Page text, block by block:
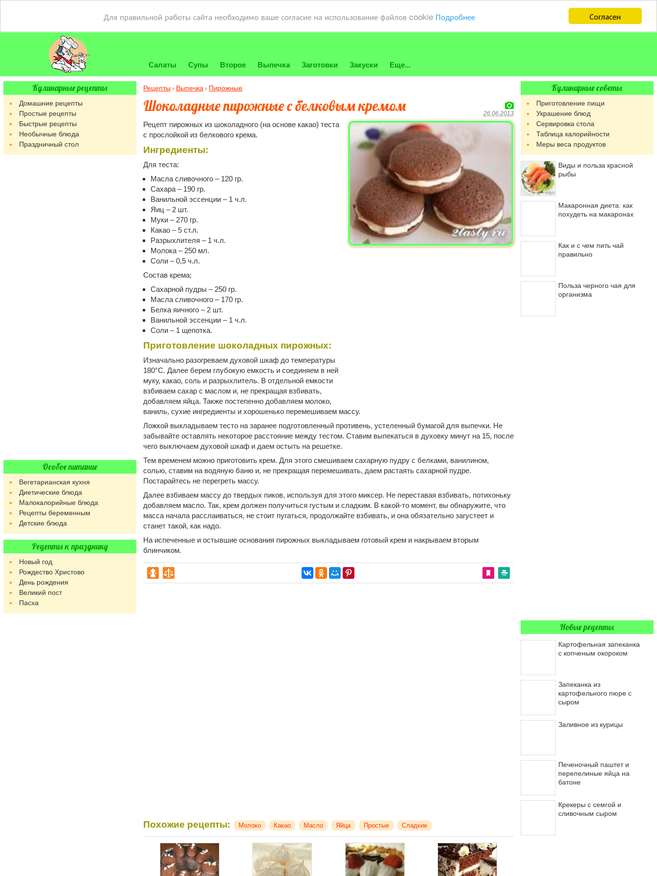
Согласен
Для правильной работы сайта необходимо ваше согласие на использование файлов cookie Подробнее
Салаты Супы Второе Выпечка Заготовки Закуски Еще...
Рецепты Выпечка Пирожные
Шоколадные пирожные с белковым кремом 26.06.2013
Рецепт пирожных из шоколадного (на основе какао) теста
с прослойкой из белкового крема.
Ингредиенты:
Для теста:
Масла сливочного – 120 гр.
Сахара – 190 гр.
Ванильной эссенции – 1 ч.л.
Яиц – 2 шт.
Муки – 270 гр.
Какао – 5 ст.л.
Разрыхлителя – 1 ч.л.
Молока – 250 мл.
Соли – 0,5 ч.л.
Состав крема:
Сахарной пудры – 250 гр.
Масла сливочного – 170 гр.
Белка яичного – 2 шт.
Ванильной эссенции – 1 ч.л.
Соли – 1 щепотка.
Приготовление шоколадных пирожных:
Изначально разогреваем духовой шкаф до температуры
180°С. Далее берем глубокую емкость и соединяем в ней
муку, какао, соль и разрыхлитель. В отдельной емкости
взбиваем сахар с маслом и, не прекращая взбивать,
добавляем яйца. Также постепенно добавляем молоко,
ваниль, сухие ингредиенты и хорошенько перемешиваем массу.
Ложкой выкладываем тесто на заранее подготовленный противень, устеленный бумагой для выпечки. Не
забывайте оставлять некоторое расстояние между тестом. Ставим выпекаться в духовку минут на 15, после
чего выключаем духовой шкаф и даем остыть на решетке.
Тем временем можно приготовить крем. Для этого смешиваем сахарную пудру с белками, ванилином,
солью, ставим на водяную баню и, не прекращая перемешивать, даем растаять сахарной пудре.
Постарайтесь не перегреть массу.
Далее взбиваем массу до твердых пиков, используя для этого миксер. Не переставая взбивать, потихоньку
добавляем масло. Так, крем должен получиться густым и сладким. В какой-то момент, вы обнаружите, что
масса начала расслаиваться, не стоит пугаться, продолжайте взбивать, и она обязательно загустеет и
станет такой, как надо.
На испеченные и остывшие основания пирожных выкладываем готовый крем и накрываем вторым
блинчиком.
Похожие рецепты: Молоко Какао Масло Яйца Простые Сладкие
Кулинарные рецепты
Домашние рецепты
Простые рецепты
Быстрые рецепты
Необычные блюда
Праздничный стол
Особое питание
Вегетарианская кухня
Диетические блюда
Малокалорийные блюда
Рецепты беременным
Детские блюда
Рецепты к празднику
Новый год
Рождество Христово
День рождения
Великий пост
Пасха
Кулинарные советы
Приготовление пищи
Украшение блюд
Сервировка стола
Таблица калорийности
Меры веса продуктов
Виды и польза красной
рыбы
Макаронная диета: как
похудеть на макаронах
Как и с чем пить чай
правильно
Польза черного чая для
организма
Новые рецепты
Картофельная запеканка
с копченым окороком
Запеканка из
картофельного пюре с
сыром
Заливное из курицы
Печеночный паштет и
перепелиные яйца на
батоне
Крекеры с семгой и
сливочным сыром